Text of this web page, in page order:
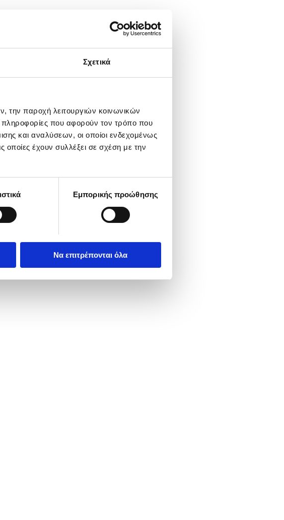
Σχετικά
την παροχή λειτουργιών κοινωνικών
πληροφορίες που αφορούν τον τρόπο που
και αναλύσεων, οι οποίοι ενδεχομένως
έχουν συλλέξει σε σχέση με την
Εμπορικής προώθησης
Να επιτρέπονται όλα